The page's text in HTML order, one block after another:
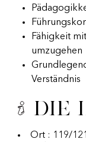
Fähigkeit
umzugehen
Verständnis
Die
Ort : 119/